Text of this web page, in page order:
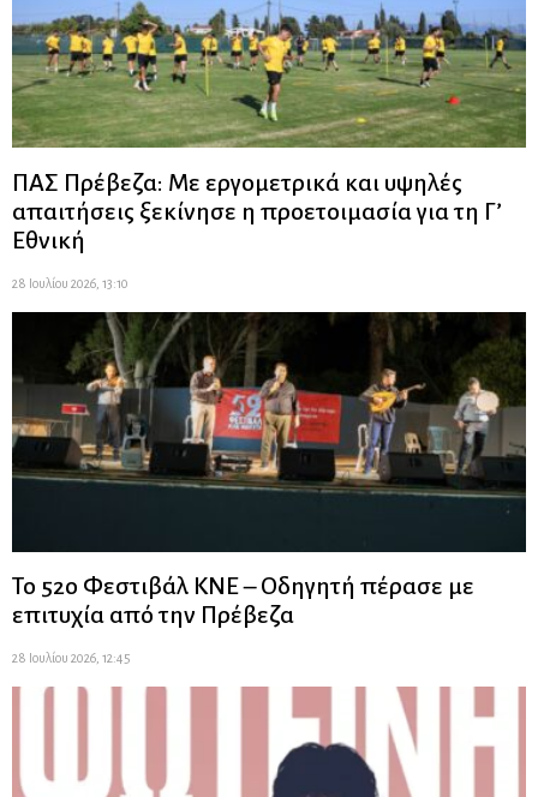
ΠΑΣ Πρέβεζα: Με εργομετρικά και υψηλές
απαιτήσεις ξεκίνησε η προετοιμασία για τη Γ’
Εθνική
28 Ιουλίου 2026, 13:10
Το 52ο Φεστιβάλ ΚΝΕ – Οδηγητή πέρασε με
επιτυχία από την Πρέβεζα
28 Ιουλίου 2026, 12:45